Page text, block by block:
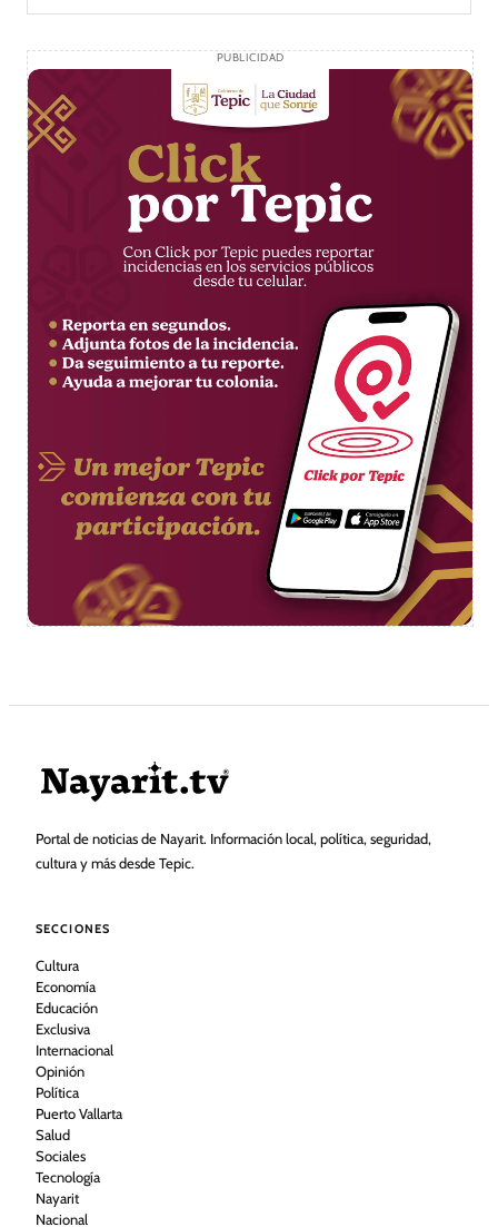
PUBLICIDAD
Portal de noticias de Nayarit. Información local, política, seguridad,
cultura y más desde Tepic.
SECCIONES
Cultura
Economía
Educación
Exclusiva
Internacional
Opinión
Política
Puerto Vallarta
Salud
Sociales
Tecnología
Nayarit
Nacional